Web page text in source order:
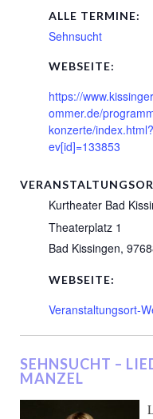
ALLE TERMINE:
Sehnsucht
WEBSEITE:
https://
ommer.de/
konzerte/index.html?
ev[id]=133853
Kurtheater Bad
Theaterplatz 1
Bad Kissingen,
WEBSEITE:
Veranstaltungsort-
SEHNSUCHT –
MANZEL